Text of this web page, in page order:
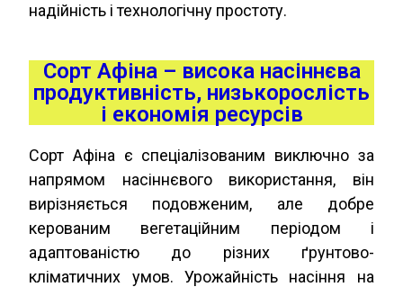
надійність і технологічну простоту.
Сорт Афіна – висока насіннєва
продуктивність, низькорослість
і економія ресурсів
Сорт Афіна є спеціалізованим виключно за
напрямом насіннєвого використання, він
вирізняється подовженим, але добре
керованим вегетаційним періодом і
адаптованістю до різних ґрунтово-
кліматичних умов. Урожайність насіння на